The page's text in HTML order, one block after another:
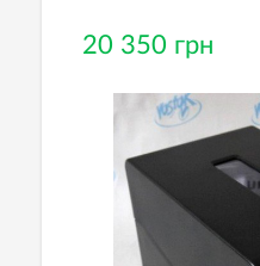
20 350 грн